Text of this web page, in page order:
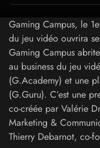
Gaming Campus, le
du jeu vidéo ouvrira
Gaming Campus
au business du jeu
(G.Academy) et une
(G.Guru). C’est une
co-créée par Valérie
Marketing &
Thierry Debarnot, co-